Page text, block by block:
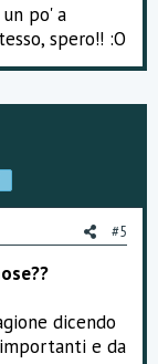
po' a
spero!! :O
#5
dicendo
e da